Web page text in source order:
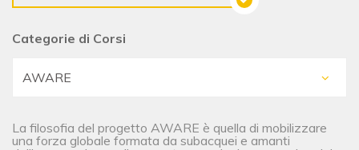
Categorie di Corsi
La filosofia del progetto AWARE è quella di mobilizzare
una forza globale formata da subacquei e amanti